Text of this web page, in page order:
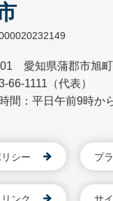
愛知県蒲郡市旭
66-1111（代表）
間：平日午前9時か
シー プ